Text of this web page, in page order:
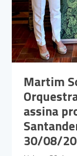
Martim
assina
30/08/